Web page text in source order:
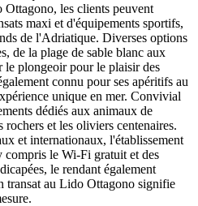
les clients peuvent
maxi et d'équipements sportifs,
de l'Adriatique. Diverses options
de la plage de sable blanc aux
le plongeoir pour le plaisir des
connu pour ses apéritifs au
unique en mer. Convivial
dédiés aux animaux de
et les oliviers centenaires.
et internationaux, l'établissement
le Wi-Fi gratuit et des
le rendant également
transat au Lido Ottagono signifie